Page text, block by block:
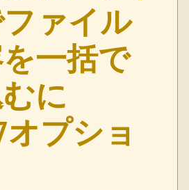
ァイル
一括で
に
オプショ